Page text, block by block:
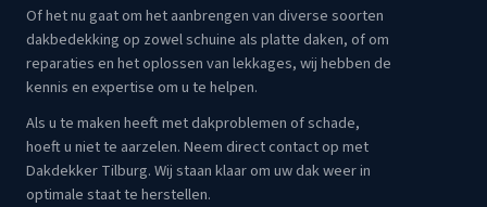
Of het nu gaat om het aanbrengen van diverse soorten
dakbedekking op zowel schuine als platte daken, of om
reparaties en het oplossen van lekkages, wij hebben de
kennis en expertise om u te helpen.
Als u te maken heeft met dakproblemen of schade,
hoeft u niet te aarzelen. Neem direct contact op met
Dakdekker Tilburg. Wij staan klaar om uw dak weer in
optimale staat te herstellen.